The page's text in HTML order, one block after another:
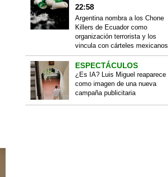
22:58
Argentina nombra a los Chone
Killers de Ecuador como
organización terrorista y los
vincula con cárteles mexicanos
ESPECTÁCULOS
¿Es IA? Luis Miguel reaparece
como imagen de una nueva
campaña publicitaria